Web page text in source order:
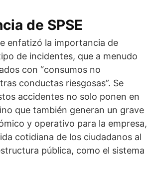
de SPSE
enfatizó la importancia de
de incidentes, que a menudo
con “consumos no
conductas riesgosas”. Se
accidentes no solo ponen en
que también generan un grave
y operativo para la empresa,
cotidiana de los ciudadanos al
pública, como el sistema